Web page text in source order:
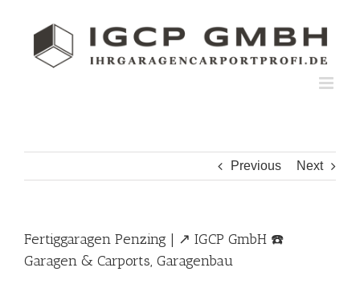
Previous Next
Fertiggaragen Penzing | ↗️ IGCP GmbH ☎️
Garagen & Carports, Garagenbau